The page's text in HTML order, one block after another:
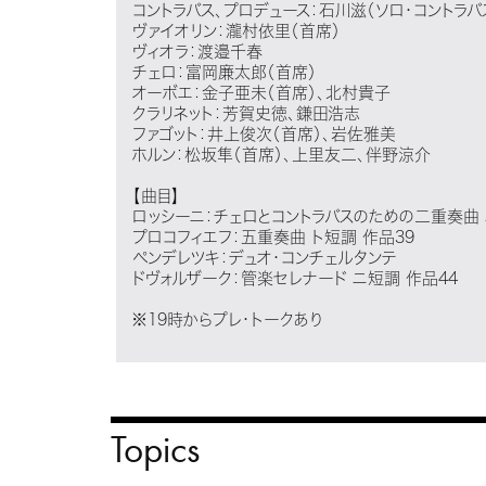
コントラバス、プロデュース：石川滋（ソロ・コントラバ
ヴァイオリン：瀧村依里（首席）
ヴィオラ：渡邉千春
チェロ：富岡廉太郎（首席）
オーボエ：金子亜未（首席）、北村貴子
クラリネット：芳賀史徳、鎌田浩志
ファゴット：井上俊次（首席）、岩佐雅美
ホルン：松坂隼（首席）、上里友二、伴野涼介
【曲目】
ロッシーニ：チェロとコントラバスのための二重奏
プロコフィエフ：五重奏曲 ト短調 作品39
ペンデレツキ：デュオ・コンチェルタンテ
ドヴォルザーク：管楽セレナード ニ短調 作品44
※19時からプレ・トークあり
Topics